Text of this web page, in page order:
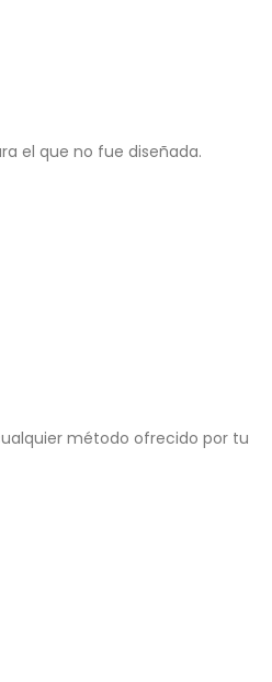
el que no fue diseñada.
método ofrecido por tu